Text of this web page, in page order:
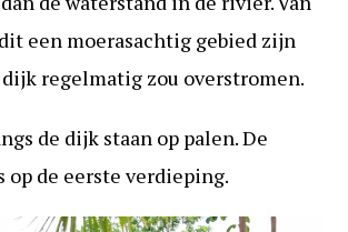
een moerasachtig gebied zijn
regelmatig zou overstromen.
de dijk staan op palen. De
de eerste verdieping.